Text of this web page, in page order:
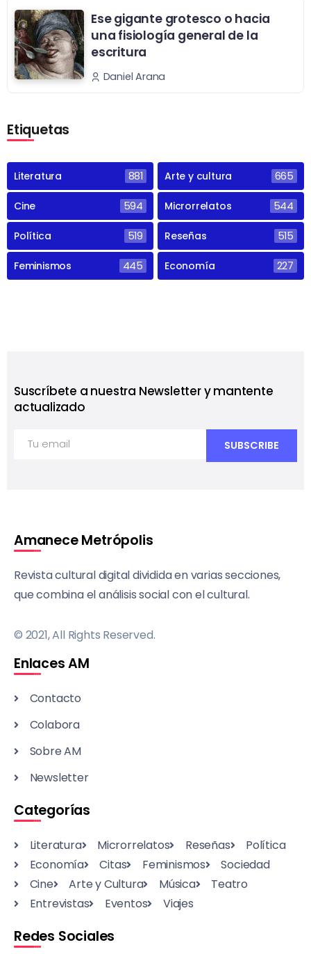
Ese gigante grotesco o hacia
una fisiología general de la
escritura
Daniel Arana
Etiquetas
Literatura 881 Arte y cultura 665
Cine 594 Microrrelatos 544
Política 519 Reseñas 515
Feminismos 445 Economía 227
Suscríbete a nuestra Newsletter y mantente
actualizado
Amanece Metrópolis
Revista cultural digital dividida en varias secciones,
que combina el análisis social con el cultural.
© 2021, All Rights Reserved.
Enlaces AM
Contacto
Colabora
Sobre AM
Newsletter
Categorías
Literatura Microrrelatos Reseñas
Política
Economía
Citas Feminismos
Sociedad
Cine
Arte y Cultura Música
Teatro
Entrevistas
Eventos Viajes
Redes Sociales